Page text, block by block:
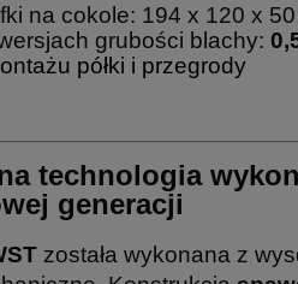
na cokole: 194 x 120 x
grubości blachy:
półki i przegrody
technologia
generacji
została wykonana z